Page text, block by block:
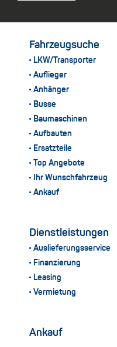
Fahrzeugsuche
LKW/Transporter
Auflieger
Anhänger
Busse
Baumaschinen
Aufbauten
Ersatzteile
Top Angebote
Ihr Wunschfahrzeug
Ankauf
Dienstleistungen
Auslieferungsservice
Finanzierung
Leasing
Vermietung
Ankauf